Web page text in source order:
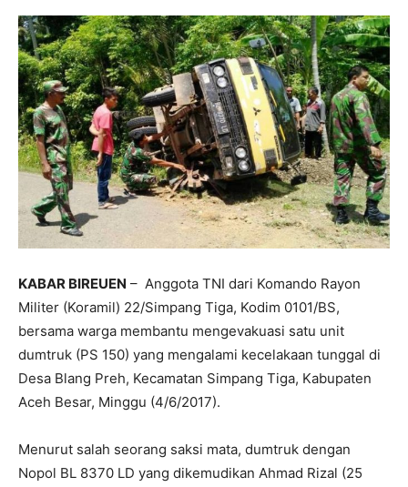
KABAR BIREUEN – Anggota TNI dari Komando Rayon
Militer (Koramil) 22/Simpang Tiga, Kodim 0101/BS,
bersama warga membantu mengevakuasi satu unit
dumtruk (PS 150) yang mengalami kecelakaan tunggal di
Desa Blang Preh, Kecamatan Simpang Tiga, Kabupaten
Aceh Besar, Minggu (4/6/2017).
Menurut salah seorang saksi mata, dumtruk dengan
Nopol BL 8370 LD yang dikemudikan Ahmad Rizal (25